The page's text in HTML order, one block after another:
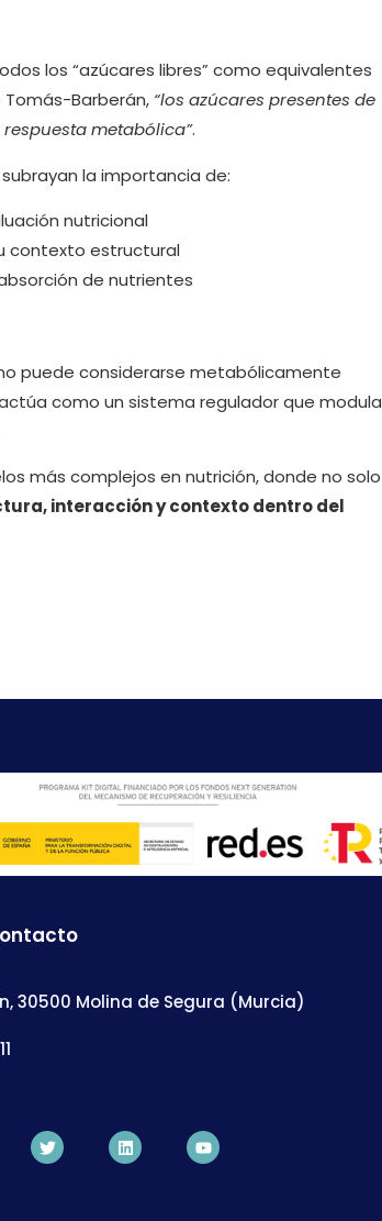
los “azúcares libres” como equivalentes
Barberán, “los azúcares presentes de
metabólica”.
la importancia de:
nutricional
contexto estructural
de nutrientes
puede considerarse metabólicamente
como un sistema regulador que modula
más complejos en nutrición, donde no solo
interacción y contexto dentro del
30500 Molina de Segura (Murcia)